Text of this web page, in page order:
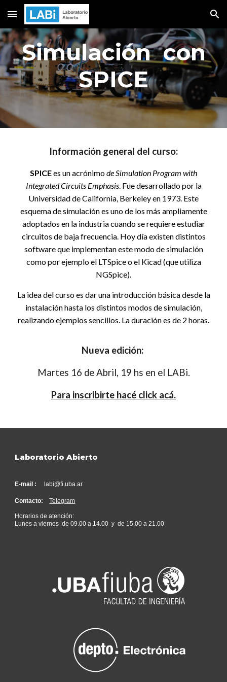
Skip to main content Skip to navigation
Simulación con
SPICE
Información general del curso:
SPICEes unacrónimodeSimulation Program with
Integrated Circuits Emphasis. Fue desarrollado por la
Universidad de California, Berkeleyen 1973. Este
esquema de simulación es uno de los más ampliamente
adoptados en la industria cuando se requiere estudiar
circuitos de baja frecuencia. Hoy día existen distintos
software que implementan este modo de simulación
como por ejemplo el LTSpice o el Kicad (que utiliza
NGSpice).
La idea del curso es dar una introducción básica desde la
instalación hasta los distintos modos de simulación,
realizando ejemplos sencillos. La duración es de 2 horas.
Nueva edición:
Martes 16 de Abril, 19 hs en el LABi.
Para inscribirte hacé click acá.
Laboratorio Abierto
E-mail : labi@fi.uba.ar
Contacto:Telegram
Horarios de atención:
Lunes a viernes de 09.00 a 14.00 y de 15.00 a 21.00